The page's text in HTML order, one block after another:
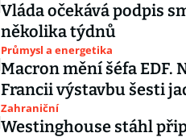
Vláda očekává podpis
několika týdnů
Průmysl a energetika
Macron mění šéfa EDF.
Francii výstavbu šesti
Zahraniční
Westinghouse stáhl